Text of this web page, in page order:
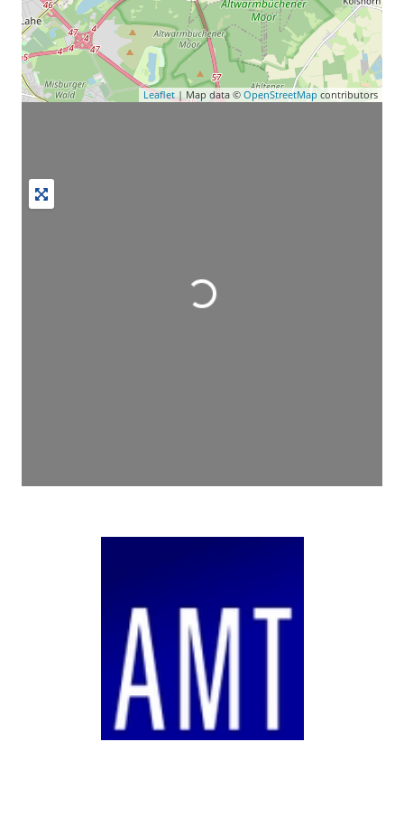
Leaflet | Map data © OpenStreetMap contributors
Wird geladen …